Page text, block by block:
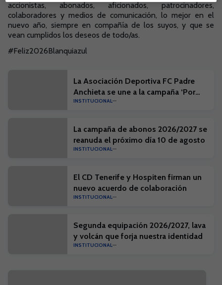
accionistas, abonados, aficionados, patrocinadores,
colaboradores y medios de comunicación, lo mejor en el
nuevo año, siempre en compañía de los suyos, y que se
vean cumplidos los deseos de todo/as.
#Feliz2026Blanquiazul
La Asociación Deportiva FC Padre
Anchieta se une a la campaña ‘Por
una Isla limpia’
INSTITUCIONAL
La campaña de abonos 2026/2027 se
reanuda el próximo día 10 de agosto
INSTITUCIONAL
El CD Tenerife y Hospiten firman un
nuevo acuerdo de colaboración
INSTITUCIONAL
Segunda equipación 2026/2027, lava
y volcán que forja nuestra identidad
INSTITUCIONAL